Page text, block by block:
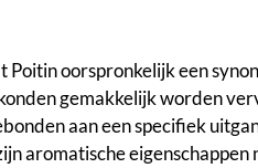
Poitin oorspronkelijk een
gemakkelijk worden
aan een specifiek
aromatische